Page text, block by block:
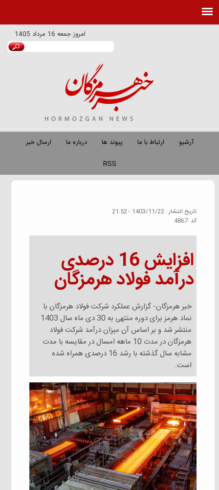
امروزجمعه 16 مرداد 1405
آرشیو ارتباط با ما پیوند ها درباره ما
ارسال خبر
RSS
تاريخ انتشار : 1403/11/22 - 21:52
كد :4867
افزایش 16 درصدی
درآمد فولاد هرمزگان
خبر هرمزگان- گزارش عملکرد شرکت فولاد هرمزگان با
نماد هرمز برای دوره منتهی به 30 دی ماه سال 1403
منتشر شد و بر اساس آن میزان درآمد شرکت فولاد
هرمزگان در مدت 10 ماهه امسال در مقایسه با مدت
مشابه سال گذشته با رشد 16 درصدی همراه شده
است.